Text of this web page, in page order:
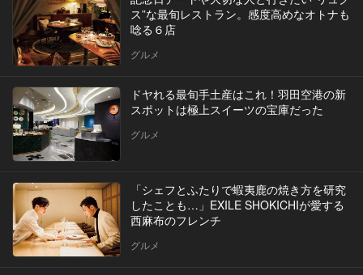
ス”な最旬レストラン。感度高めなオトナも
唸る６店
グルメ
ドヤれる最旬手土産はこれ！羽田空港の新
スポットは極上スイーツの宝庫だった
グルメ
「シェフとふたりで蝦夷鹿の焼き方を研究
したことも…」EXILE SHOKICHIが愛する
西麻布のフレンチ
グルメ